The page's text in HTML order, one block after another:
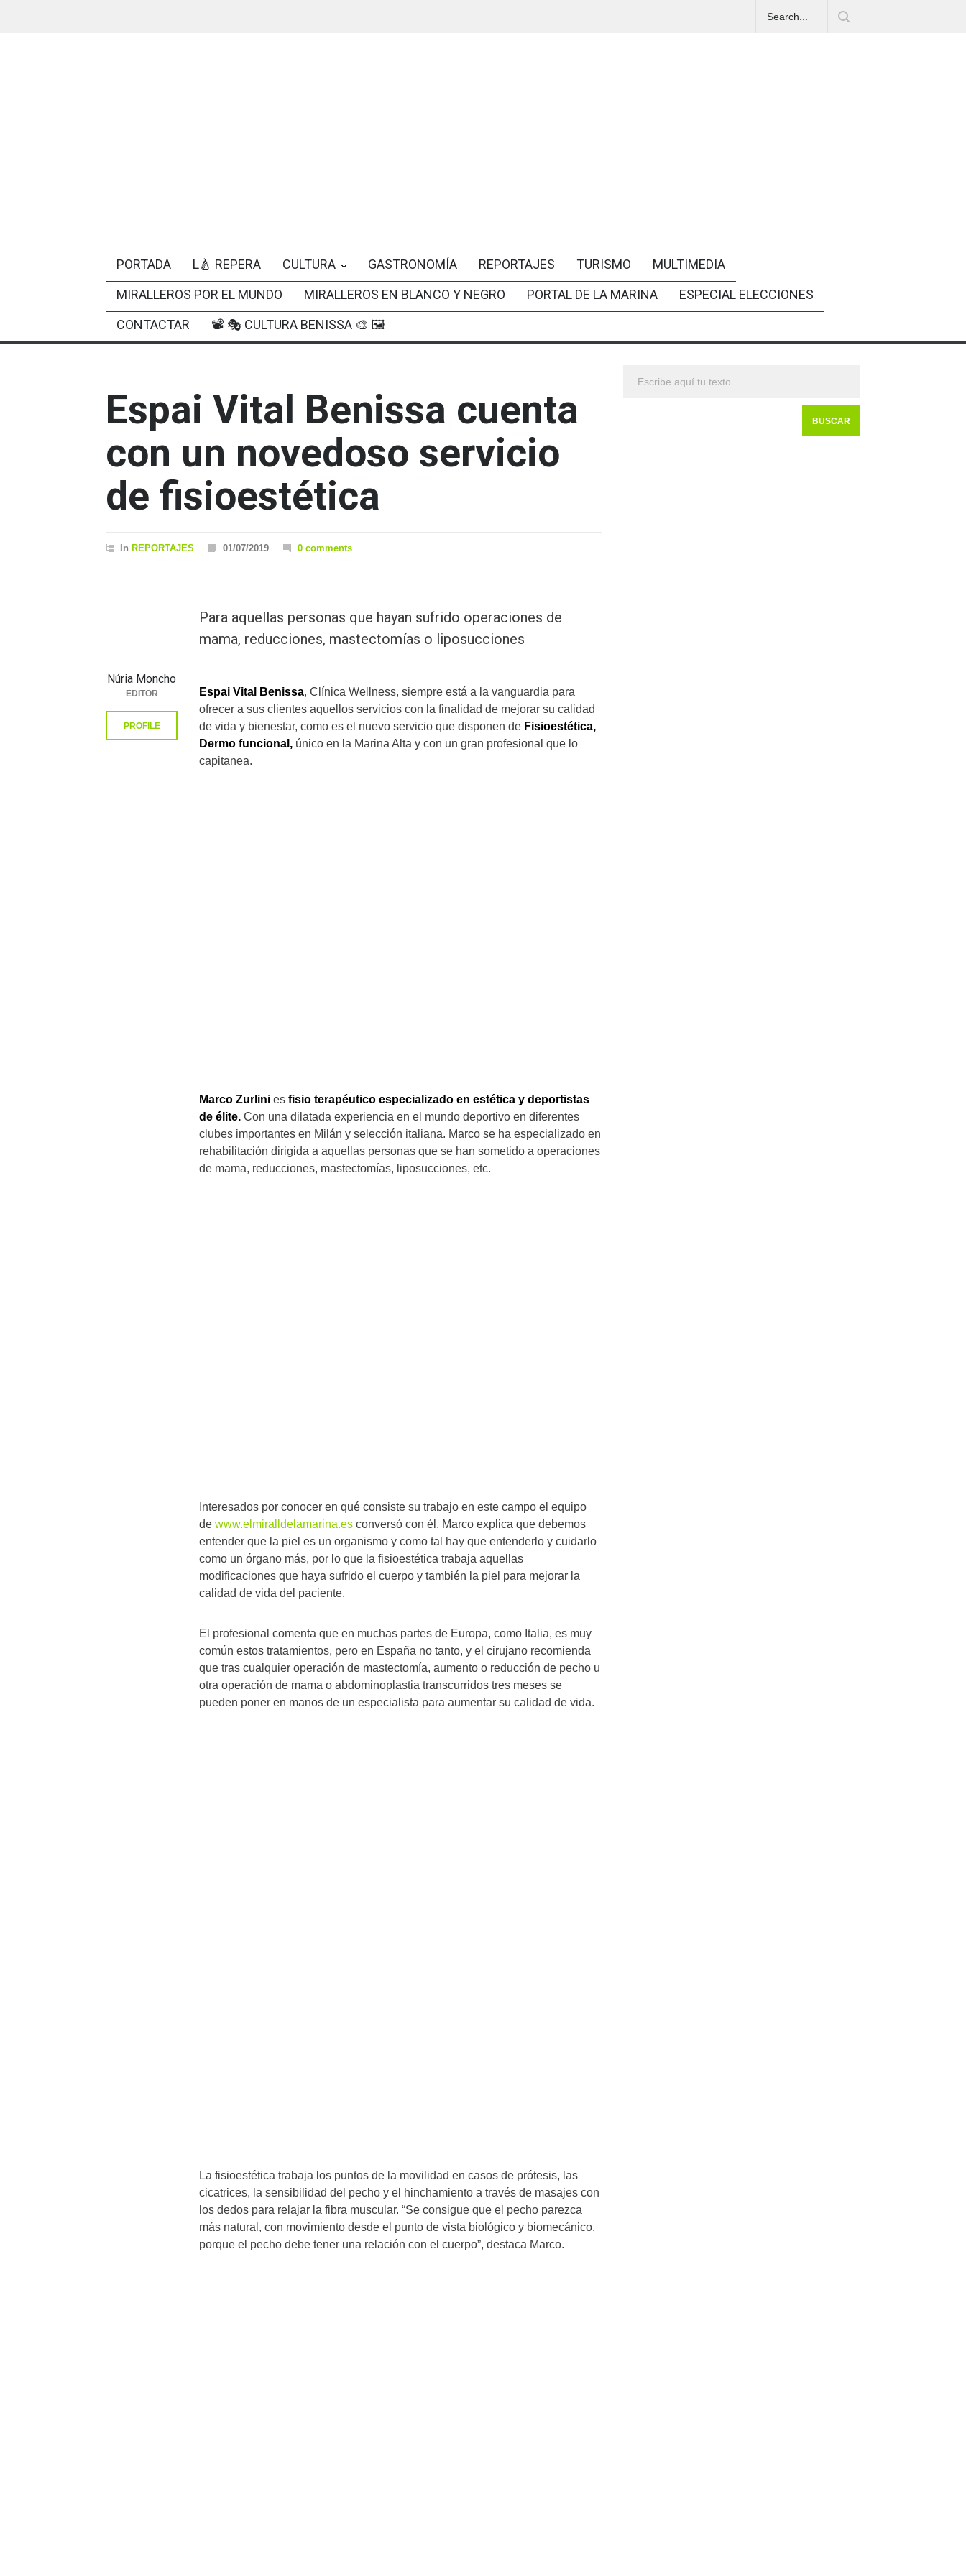
PORTADA L🍐 REPERA CULTURA GASTRONOMÍA REPORTAJES TURISMO
MULTIMEDIA
MIRALLEROS POR EL MUNDO
MIRALLEROS EN BLANCO Y NEGRO PORTAL DE LA MARINA
ESPECIAL ELECCIONES
CONTACTAR
📽 🎭 CULTURA BENISSA 🎨 🖼
Espai Vital Benissa cuenta
con un novedoso servicio
de fisioestética
In REPORTAJES 01/07/2019 0 comments
Para aquellas personas que hayan sufrido operaciones de
mama, reducciones, mastectomías o liposucciones
Espai Vital Benissa, Clínica Wellness, siempre está a la vanguardia para
ofrecer a sus clientes aquellos servicios con la finalidad de mejorar su calidad
de vida y bienestar, como es el nuevo servicio que disponen de Fisioestética,
Dermo funcional, único en la Marina Alta y con un gran profesional que lo
capitanea.
Marco Zurlini es fisio terapéutico especializado en estética y deportistas
de élite. Con una dilatada experiencia en el mundo deportivo en diferentes
clubes importantes en Milán y selección italiana. Marco se ha especializado en
rehabilitación dirigida a aquellas personas que se han sometido a operaciones
de mama, reducciones, mastectomías, liposucciones, etc.
Interesados por conocer en qué consiste su trabajo en este campo el equipo
de www.elmiralldelamarina.es conversó con él. Marco explica que debemos
entender que la piel es un organismo y como tal hay que entenderlo y cuidarlo
como un órgano más, por lo que la fisioestética trabaja aquellas
modificaciones que haya sufrido el cuerpo y también la piel para mejorar la
calidad de vida del paciente.
El profesional comenta que en muchas partes de Europa, como Italia, es muy
común estos tratamientos, pero en España no tanto, y el cirujano recomienda
que tras cualquier operación de mastectomía, aumento o reducción de pecho u
otra operación de mama o abdominoplastia transcurridos tres meses se
pueden poner en manos de un especialista para aumentar su calidad de vida.
La fisioestética trabaja los puntos de la movilidad en casos de prótesis, las
cicatrices, la sensibilidad del pecho y el hinchamiento a través de masajes con
los dedos para relajar la fibra muscular. “Se consigue que el pecho parezca
más natural, con movimiento desde el punto de vista biológico y biomecánico,
porque el pecho debe tener una relación con el cuerpo”, destaca Marco.
Núria Moncho
EDITOR
PROFILE